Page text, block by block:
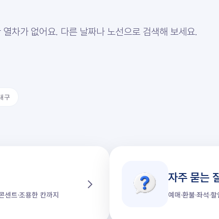
차가 없어요. 다른 날짜나 노선으로 검색해 보세요.
구
센트·조용한 칸까지
자주 묻는
예매·환불·좌석·